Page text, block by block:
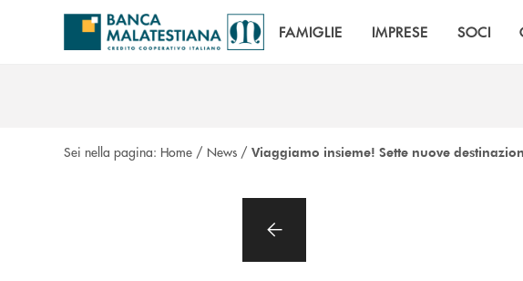
Salta al contenuto principale
FAMIGLIE IMPRESE SOCI
Sei nella pagina: Home / News / Viaggiamo insieme! Sette nuove